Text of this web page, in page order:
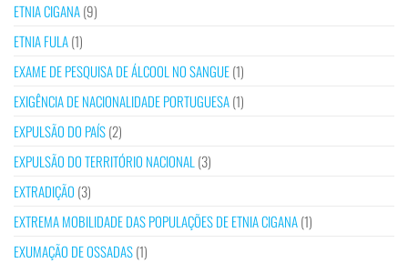
ETNIA CIGANA(9)
ETNIA FULA(1)
EXAME DE PESQUISA DE ÁLCOOL NO SANGUE(1)
EXIGÊNCIA DE NACIONALIDADE PORTUGUESA(1)
EXPULSÃO DO PAÍS(2)
EXPULSÃO DO TERRITÓRIO NACIONAL (3)
EXTRADIÇÃO (3)
EXTREMA MOBILIDADE DAS POPULAÇÕES DE ETNIA CIGANA(1)
EXUMAÇÃO DE OSSADAS(1)